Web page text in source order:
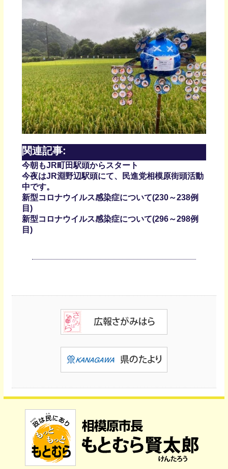
関連記事:
今朝もJR町田駅頭からスタート
今夜はJR淵野辺駅頭にて、民進党相模原街頭活動
中です。
新型コロナウイルス感染症について(230～238例
目)
新型コロナウイルス感染症について(296～298例
目)